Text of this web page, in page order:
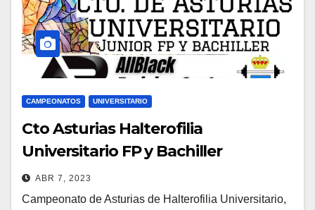
CAMPEONATOS UNIVERSITARIO
Cto Asturias Halterofilia
Universitario FP y Bachiller
ABR 7, 2023
Campeonato de Asturias de Halterofilia Universitario,